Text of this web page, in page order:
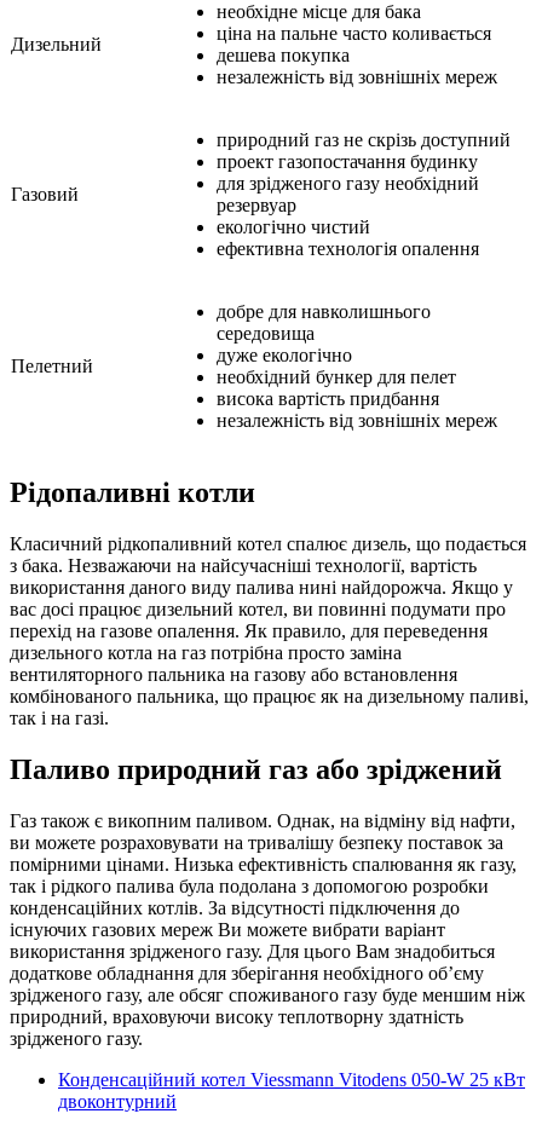
Дизельний
необхідне місце для бака
ціна на пальне часто коливається
дешева покупка
незалежність від зовнішніх мереж
Газовий
природний газ не скрізь доступний
проект газопостачання будинку
для зрідженого газу необхідний
резервуар
екологічно чистий
ефективна технологія опалення
Пелетний
добре для навколишнього
середовища
дуже екологічно
необхідний бункер для пелет
висока вартість придбання
незалежність від зовнішніх мереж
Рідопаливні котли
Класичний рідкопаливний котел спалює дизель, що подається
з бака. Незважаючи на найсучасніші технології, вартість
використання даного виду палива нині найдорожча. Якщо у
вас досі працює дизельний котел, ви повинні подумати про
перехід на газове опалення. Як правило, для переведення
дизельного котла на газ потрібна просто заміна
вентиляторного пальника на газову або встановлення
комбінованого пальника, що працює як на дизельному паливі,
так і на газі.
Паливо природний газ або зріджений
Газ також є викопним паливом. Однак, на відміну від нафти,
ви можете розраховувати на тривалішу безпеку поставок за
помірними цінами. Низька ефективність спалювання як газу,
так і рідкого палива була подолана з допомогою розробки
конденсаційних котлів. За відсутності підключення до
існуючих газових мереж Ви можете вибрати варіант
використання зрідженого газу. Для цього Вам знадобиться
додаткове обладнання для зберігання необхідного об’єму
зрідженого газу, але обсяг споживаного газу буде меншим ніж
природний, враховуючи високу теплотворну здатність
зрідженого газу.
Конденсаційний котел Viessmann Vitodens 050-W 25 кВт
двоконтурний